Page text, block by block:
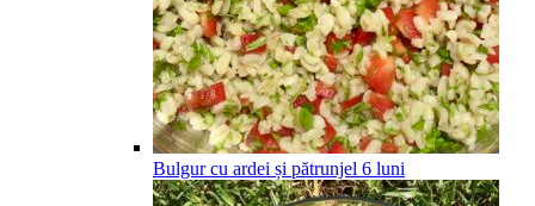
Bulgur cu ardei și pătrunjel 6 luni